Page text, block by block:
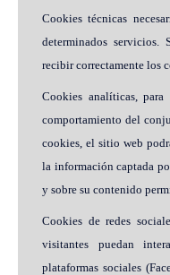
Cookies técnicas
determinados servicios.
recibir correctamente los
Cookies analíticas,
comportamiento del
cookies, el sitio web
la información captada
y sobre su contenido
Cookies de redes
visitantes puedan
plataformas sociales